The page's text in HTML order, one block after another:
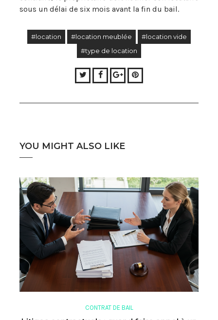
sous un délai de six mois avant la fin du bail.
#location #location meublée
#location vide
#type de location
TwitterFacebook
Google+Pinterest
YOU MIGHT ALSO LIKE
CONTRAT DE BAIL